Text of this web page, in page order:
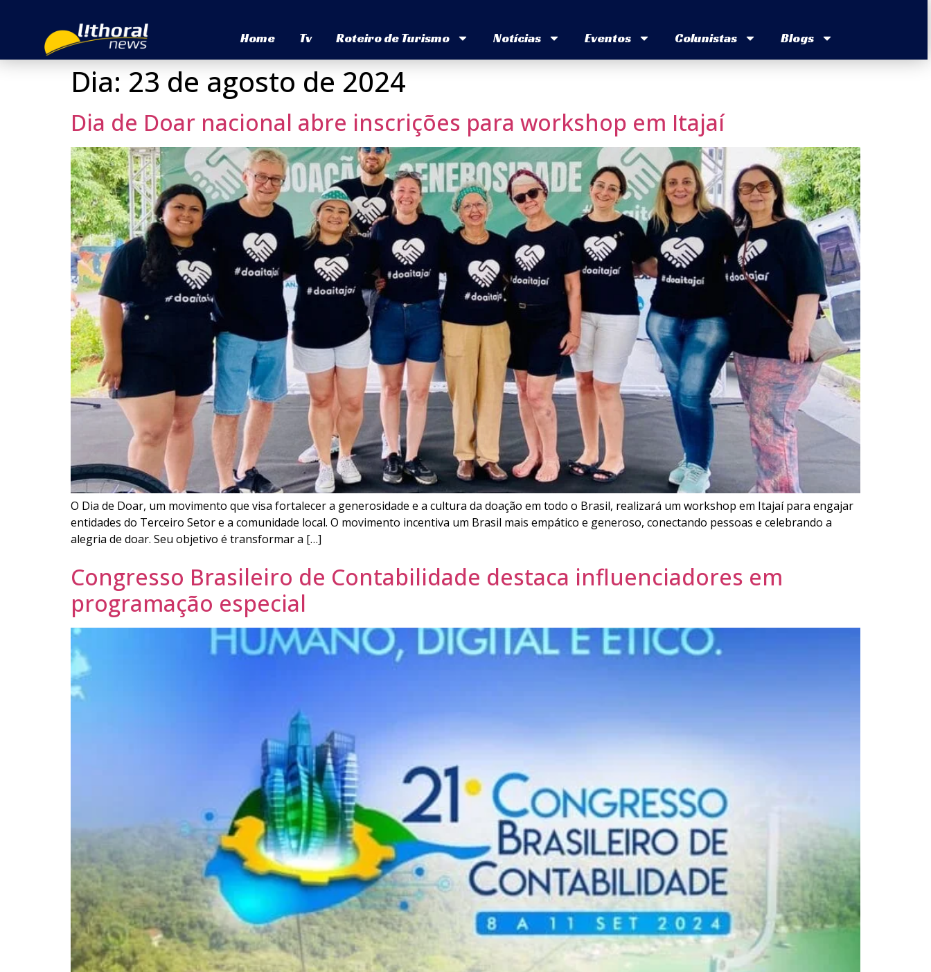
Home Tv Roteiro de Turismo Notícias Eventos Colunistas Blogs
Dia: 23 de agosto de 2024
Dia de Doar nacional abre inscrições para workshop em Itajaí
O Dia de Doar, um movimento que visa fortalecer a generosidade e a cultura da doação em todo o Brasil, realizará um workshop em Itajaí para engajar
entidades do Terceiro Setor e a comunidade local. O movimento incentiva um Brasil mais empático e generoso, conectando pessoas e celebrando a
alegria de doar. Seu objetivo é transformar a […]
Congresso Brasileiro de Contabilidade destaca influenciadores em
programação especial